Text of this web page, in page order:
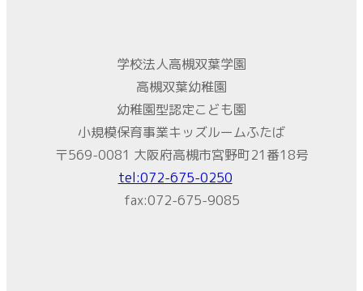
学校法人高槻双葉学園
高槻双葉幼稚園
幼稚園型認定こども園
小規模保育事業キッズルームふたば
〒569-0081 大阪府高槻市宮野町21番18号
tel:072-675-0250
fax:072-675-9085